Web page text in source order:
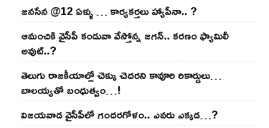
జనసేన @12 ఏళ్ళు … కార్యకర్తలు హ్యాపీనా.. ?
ఆమంచికి వైసీపీ కండువా వేస్తోన్న జ‌గ‌న్‌.. క‌ర‌ణం ఫ్యామిలీ
అవుట్‌..?
తెలుగు రాజ‌కీయాల్లో చెక్కు చెద‌ర‌ని కావూరి రికార్డులు…
బాల‌య్యతో బంధుత్వం…!
విజ‌య‌వాడ వైసీపీలో గంద‌ర‌గోళం.. ఎవ‌రు ఎక్క‌డ‌…?